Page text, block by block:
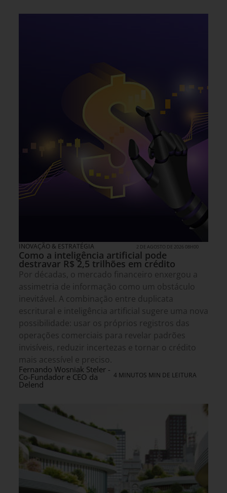
INOVAÇÃO & ESTRATÉGIA 2 DE AGOSTO DE 2026 08H00
Como a inteligência artificial pode
destravar R$ 2,5 trilhões em crédito
Por décadas, o mercado financeiro enxergou a
assimetria de informação como um obstáculo
inevitável. A combinação entre duplicata
escritural e inteligência artificial sugere uma nova
possibilidade: usar os próprios registros das
operações comerciais para revelar padrões
invisíveis, reduzir incertezas e tornar o crédito
mais acessível e preciso.
Fernando Wosniak Steler -
Co-Fundador e CEO da
Delend
4 MINUTOS MIN DE LEITURA